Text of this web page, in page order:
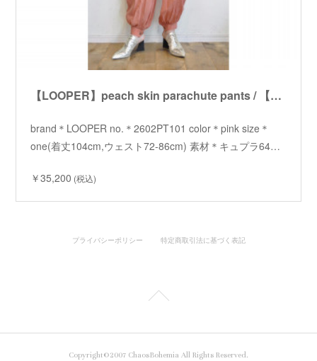
【LOOPER】peach skin parachute pants / 【ルーパー】ピーチスキンパラシュートパンツ
brand＊LOOPER no.＊2602PT101 color＊pink size＊
one(着丈104cm,ウェスト72-86cm) 素材＊キュプラ64…
￥35,200 (税込)
プライバシーポリシー 特定商取引法に基づく表記
Copyright©2007 ChaosBohemia All Rights Reserved.